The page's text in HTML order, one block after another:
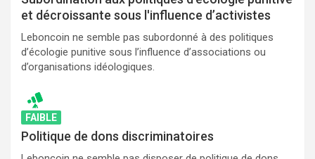
et décroissante sous l'influence d’activistes
Leboncoin ne semble pas subordonné à des politiques
d’écologie punitive sous l’influence d’associations ou
d’organisations idéologiques.
FAIBLE
Politique de dons discriminatoires